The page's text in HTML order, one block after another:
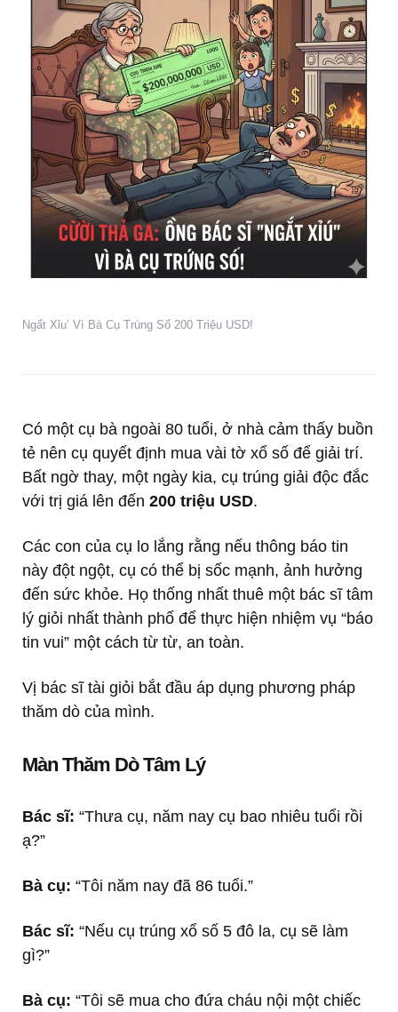
Ngất Xỉu’ Vì Bà Cụ Trúng Số 200 Triệu USD!
Có một cụ bà ngoài 80 tuổi, ở nhà cảm thấy buồn
tẻ nên cụ quyết định mua vài tờ xổ số để giải trí.
Bất ngờ thay, một ngày kia, cụ trúng giải độc đắc
với trị giá lên đến 200 triệu USD.
Các con của cụ lo lắng rằng nếu thông báo tin
này đột ngột, cụ có thể bị sốc mạnh, ảnh hưởng
đến sức khỏe. Họ thống nhất thuê một bác sĩ tâm
lý giỏi nhất thành phố để thực hiện nhiệm vụ “báo
tin vui” một cách từ từ, an toàn.
Vị bác sĩ tài giỏi bắt đầu áp dụng phương pháp
thăm dò của mình.
Màn Thăm Dò Tâm Lý
Bác sĩ: “Thưa cụ, năm nay cụ bao nhiêu tuổi rồi
ạ?”
Bà cụ: “Tôi năm nay đã 86 tuổi.”
Bác sĩ: “Nếu cụ trúng xổ số 5 đô la, cụ sẽ làm
gì?”
Bà cụ: “Tôi sẽ mua cho đứa cháu nội một chiếc